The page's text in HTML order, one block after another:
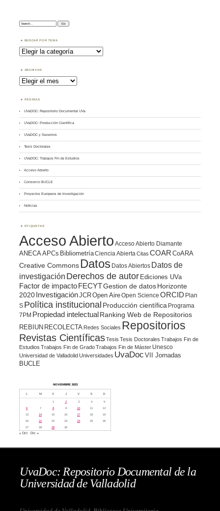
Search:
BUSCAR POR TEMA
Buscar
por
Tema
ARCHIVOS
Archivos
PÁGINAS
UVaDOC: Repositorio Documental UVa
UVaDOC: Producción Científica
UVaDOC y Sexenios
Tesis Doctorales
UVaDOC: Trabajos Fin de Estudios
Acceso Abierto
Consorcio BUCLE
Proyectos Europeos de Investigación
Noticias
ETIQUETAS
Acceso Abierto Acceso Abierto Diamante
ANECAAPCs BibliometríaCiencia Abierta Citas COAR CoARA
Creative Commons Datos Datos Abiertos Datos de
investigación Derechos de autor Ediciones UVa
Factor de impacto FECYTGestion de datosHorizonte
2020 InvestigaciónJCROpen AireOpen Science ORCID Plan
S Política institucional Producción científica Programa
7PM Propiedad intelectualRanking Web de Repositorios
REBIUN RECOLECTA Redes Sociales Repositorios
Revistas CientíficasTesis Tesis Doctorales Trabajos Fin de
Estudios Trabajos Fin de GradoTrabajos Fin de Máster Unesco
Universidad de Valladolid Universidades UvaDoc VII Jornadas
BUCLE
NOVIEMBRE 2023
L M X J V S D
1 2 3 4
5
6
7 8 9 10 11
12
13
14 15 16 17 18
19
20
21 22 23 24 25
26
27
28 29 30
« Oct Dic »
UvaDoc: Repositorio Documental de la
Universidad de Valladolid